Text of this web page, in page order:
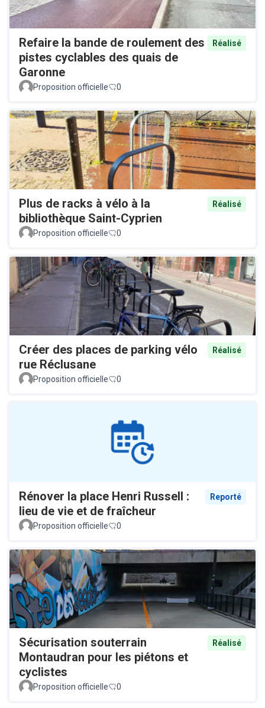
Refaire la bande de roulement des
pistes cyclables des quais de
Garonne
Réalisé
Proposition officielle 0
Plus de racks à vélo à la
bibliothèque Saint-Cyprien
Réalisé
Proposition officielle 0
Créer des places de parking vélo
rue Réclusane
Réalisé
Proposition officielle 0
Rénover la place Henri Russell :
lieu de vie et de fraîcheur
Reporté
Proposition officielle 0
Sécurisation souterrain
Montaudran pour les piétons et
cyclistes
Réalisé
Proposition officielle 0